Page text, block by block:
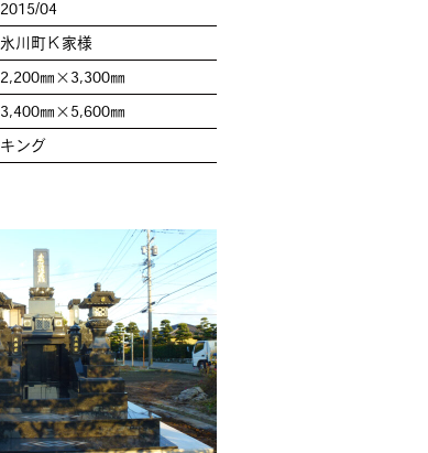
2015/04
氷川町Ｋ家様
2,200㎜×3,300㎜
3,400㎜×5,600㎜
キング